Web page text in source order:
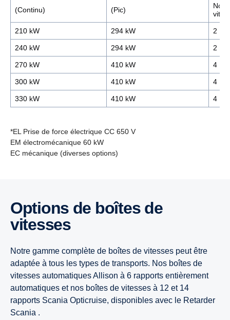
(Continu) (Pic)
210 kW 294 kW 2
240 kW 294 kW 2
270 kW 410 kW 4
300 kW 410 kW 4
330 kW 410 kW 4
*EL Prise de force électrique CC 650 V
EM électromécanique 60 kW
EC mécanique (diverses options)
9 litres
Super 11
7 litres
9 litres
9 litres
Options de boîtes de
vitesses
Notre gamme complète de boîtes de vitesses peut être
adaptée à tous les types de transports. Nos boîtes de
vitesses automatiques Allison à 6 rapports entièrement
automatiques et nos boîtes de vitesses à 12 et 14
rapports Scania Opticruise, disponibles avec le Retarder
Scania .